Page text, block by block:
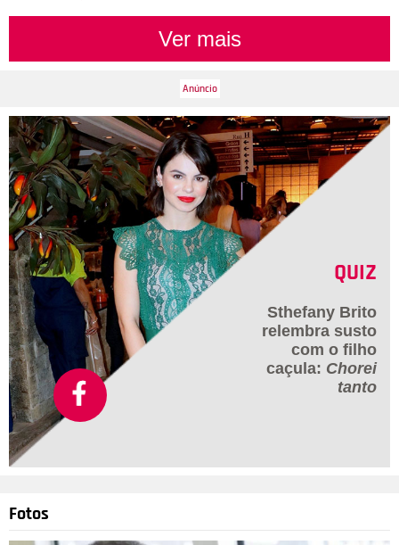
Ver mais
QUIZ
Sthefany Brito
relembra susto
com o filho
caçula: Chorei
tanto
Fotos